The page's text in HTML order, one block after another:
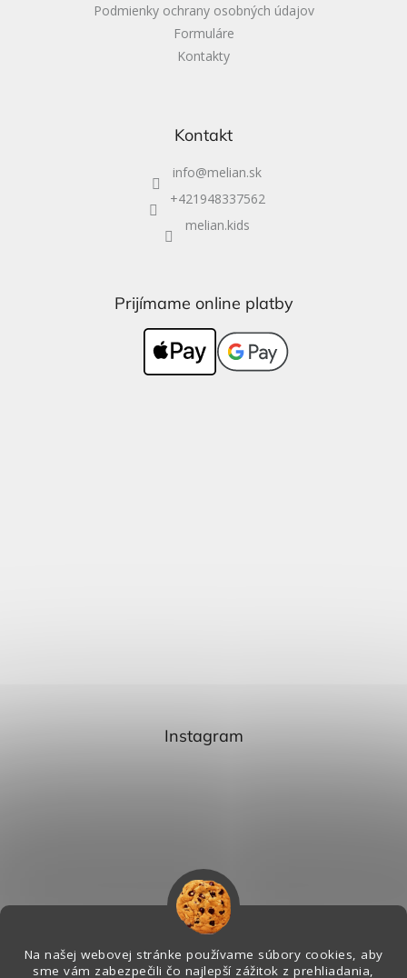
Na našej webovej stránke používame súbory cookies, aby
sme vám zabezpečili čo najlepší zážitok z prehliadania,
Podmienky ochrany osobných údajov
Formuláre
Kontakty
Kontakt
info@melian.sk
+421948337562
melian.kids
Prijímame online platby
Instagram